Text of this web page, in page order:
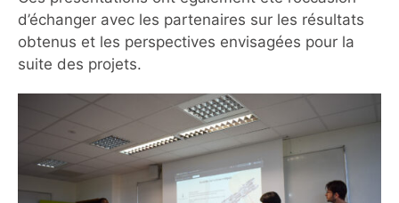
d’échanger avec les partenaires sur les résultats
obtenus et les perspectives envisagées pour la
suite des projets.